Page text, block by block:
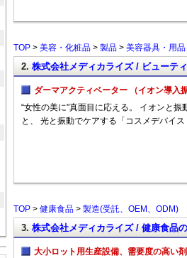
TOP > 美容・化粧品 > 製品 > 美容器具・用品
2. 株式会社メディカライズ / ビューテ
ダーマアクティベーター （イオン導入
“女性の美に"真面目に応える。 イオンと振
と、 光と振動でケアする「コスメデバイス
TOP > 健康食品 > 製造(受託、OEM、ODM)
3. 株式会社メディカライズ / 健康食品
大小ロット用生産設備、需要度の高い